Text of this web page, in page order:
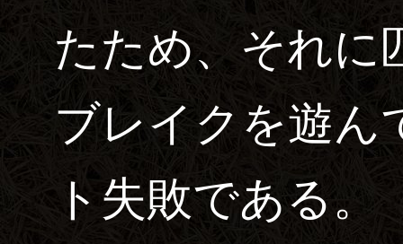
たため、それに
ブレイクを遊ん
ト失敗である。